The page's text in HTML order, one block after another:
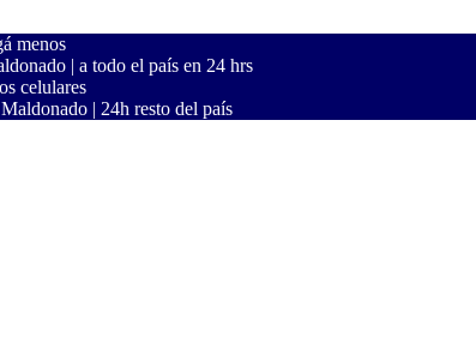
menos
| a todo el país en 24 hrs
celulares
| 24h resto del país